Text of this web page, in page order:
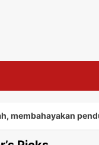
penduduk